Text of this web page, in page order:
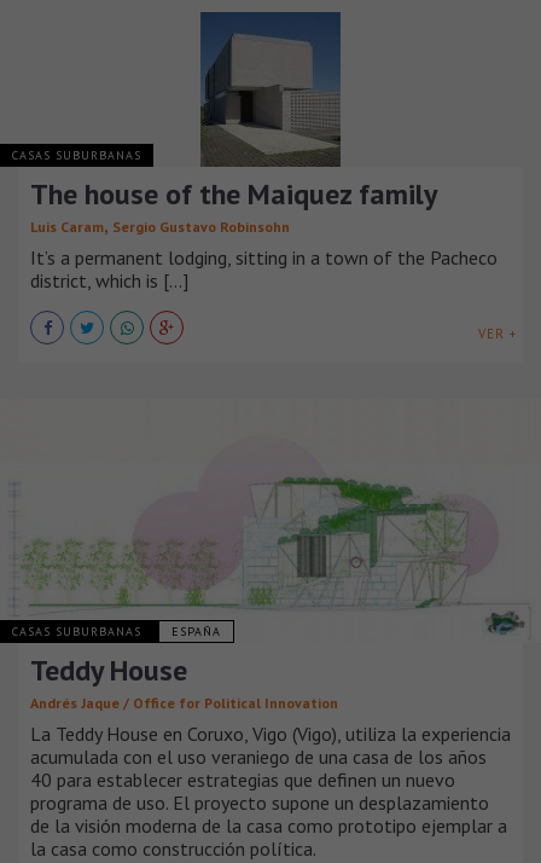
CASAS SUBURBANAS
The house of the Maiquez family
Luis Caram, Sergio Gustavo Robinsohn
It’s a permanent lodging, sitting in a town of the Pacheco
district, which is [...]
VER +
CASAS SUBURBANAS ESPAÑA
Teddy House
Andrés Jaque / Office for Political Innovation
La Teddy House en Coruxo, Vigo (Vigo), utiliza la experiencia
acumulada con el uso veraniego de una casa de los años
40 para establecer estrategias que definen un nuevo
programa de uso. El proyecto supone un desplazamiento
de la visión moderna de la casa como prototipo ejemplar a
la casa como construcción política.